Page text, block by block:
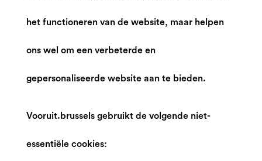
het functioneren van de website, maar helpen
ons wel om een verbeterde en
gepersonaliseerde website aan te bieden.
Vooruit.brussels gebruikt de volgende niet-
essentiële cookies: